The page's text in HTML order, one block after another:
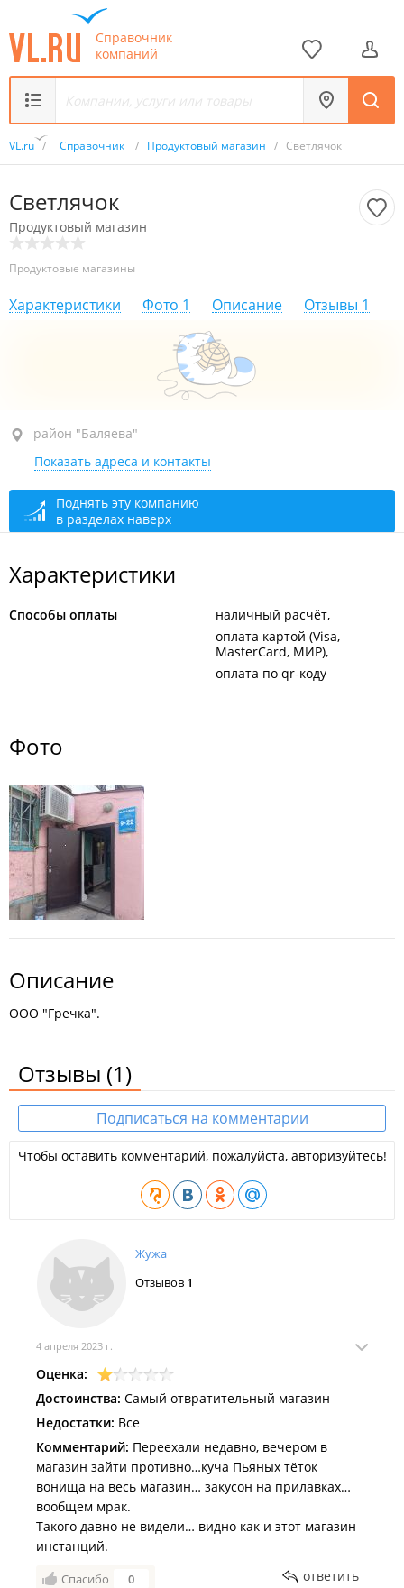
Справочник
компаний
VL.ru / Справочник / Продуктовый магазин / Светлячок
Светлячок
Продуктовый магазин
Продуктовые магазины
Характеристики Фото 1 Описание Отзывы 1
район "Баляева", ул. Луговая, 60
цокольный этаж
открыто: 09:00–22:00
район "Баляева"
Показать адреса и контакты
Поднять эту компанию
в разделах наверх
Характеристики
Способы оплаты
наличный расчёт
оплата картой (Visa,
MasterCard, МИР)
оплата по qr-коду
Фото
Описание
ООО "Гречка".
Отзывы (1)
Подписаться на комментарии
Чтобы оставить комментарий, пожалуйста, авторизуйтесь!
Жужа
Отзывов 1
4 апреля 2023 г.
Оценка:
Достоинства: Самый отвратительный магазин
Недостатки: Все
Комментарий: Переехали недавно, вечером в
магазин зайти противно…куча Пьяных тёток
вонища на весь магазин… закусон на прилавках…
вообщем мрак.
Такого давно не видели… видно как и этот магазин
инстанций.
Спасибо 0 ответить